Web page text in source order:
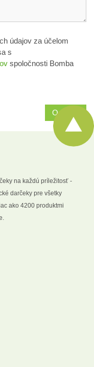
údajov za účelom
s
spoločnosti Bomba
Odoslať
na každú príležitosť -
darčeky pre všetky
ako 4200 produktmi